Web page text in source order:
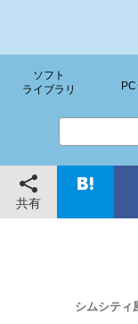
ソフト
ライブラリ
共有
シムシティ